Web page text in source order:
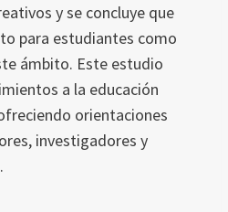
y se concluye que
para estudiantes como
ámbito. Este estudio
a la educación
orientaciones
investigadores y